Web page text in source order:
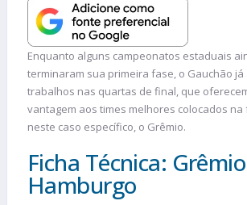
Enquanto alguns campeonatos estaduais
terminaram sua primeira fase, o Gauchão já
trabalhos nas quartas de final, que
vantagem aos times melhores colocados
neste caso específico, o Grêmio.
Ficha Técnica:
Hamburgo